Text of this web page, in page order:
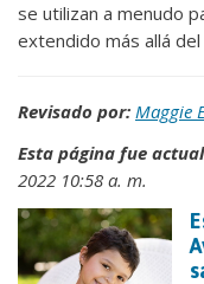
se utilizan a menudo
extendido más allá
Revisado por: Maggie
Esta página fue
2022 10:58 a. m.